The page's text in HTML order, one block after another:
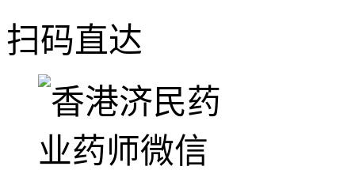
扫码直达